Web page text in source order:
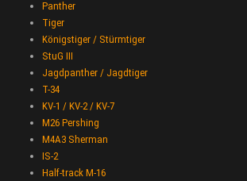
Panther
Tiger
Königstiger / Stürmtiger
StuG III
Jagdpanther / Jagdtiger
T-34
KV-1 / KV-2 / KV-7
M26 Pershing
M4A3 Sherman
IS-2
Half-track M-16